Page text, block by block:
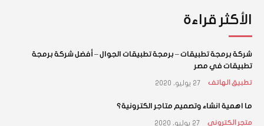
الأكثر قراءة
شركة برمجة تطبيقات – برمجة تطبيقات الجوال – أفضل شركة برمجة
تطبيقات في مصر
تطبيق الهاتف 27 يوليو، 2020
ما اهمية انشاء وتصميم متاجر الكترونية؟
متجر الكتروني 27 يوليو، 2020